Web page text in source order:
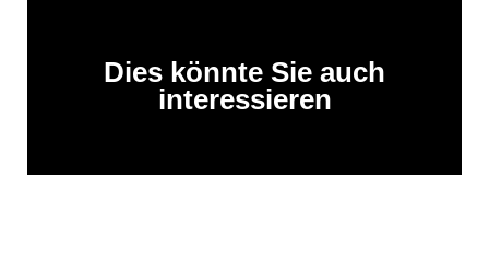
Dies könnte Sie auch
interessieren